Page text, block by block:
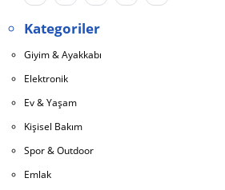
Kategoriler
Giyim & Ayakkabı
Elektronik
Ev & Yaşam
Kişisel Bakım
Spor & Outdoor
Emlak